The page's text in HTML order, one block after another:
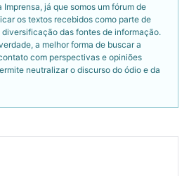
já que somos um fórum de
os textos recebidos como parte de
das fontes de informação.
a melhor forma de buscar a
com perspectivas e opiniões
neutralizar o discurso do ódio e da